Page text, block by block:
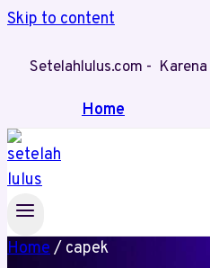
Skip to content
Setelahlulus.com -
Home
Home/ capek